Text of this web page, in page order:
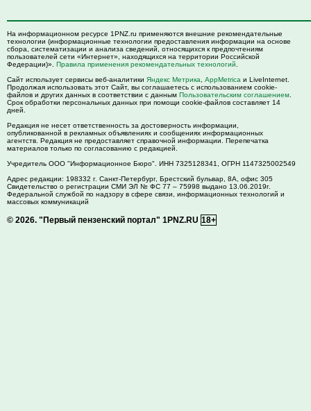
На информационном ресурсе 1PNZ.ru применяются внешние рекомендательные
технологии (информационные технологии предоставления информации на основе
сбора, систематизации и анализа сведений, относящихся к предпочтениям
пользователей сети «Интернет», находящихся на территории Российской
Федерации)». Правила применения рекомендательных технологий
Сайт использует сервисы веб-аналитики Яндекс Метрика AppMetrica и LiveInternet.
Продолжая использовать этот Сайт, вы соглашаетесь с использованием cookie-
файлов и других данных в соответствии с данным Пользовательским соглашением
Срок обработки персональных данных при помощи cookie-файлов составляет 14
дней.
Редакция не несет ответственность за достоверность информации,
опубликованной в рекламных объявлениях и сообщениях информационных
агентств. Редакция не предоставляет справочной информации. Перепечатка
материалов только по согласованию с редакцией.
Учредитель ООО "Информационное Бюро". ИНН 7325128341, ОГРН 1147325002549
Адрес редакции: 198332 г. Санкт-Петербург, Брестский бульвар, 8А, офис 305
Свидетельство о регистрации СМИ ЭЛ № ФС 77 – 75998 выдано 13.06.2019г.
Федеральной службой по надзору в сфере связи, информационных технологий и
массовых коммуникаций
© 2026. "Первый пензенский портал" 1PNZ.RU 18+